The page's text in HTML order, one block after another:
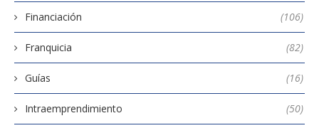
Financiación (106)
Franquicia (82)
Guías (16)
Intraemprendimiento (50)